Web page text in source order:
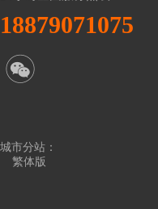
18879071075
城市分站：
繁体版